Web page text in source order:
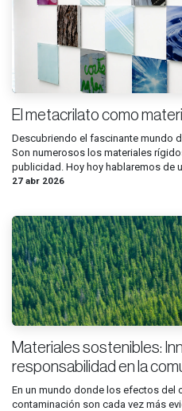
El metacrilato como
Descubriendo el fascinante mundo
Son numerosos los materiales
publicidad. Hoy hoy hablaremos de
27 abr 2026
Materiales sostenibles:
responsabilidad en la
En un mundo donde los efectos del
contaminación son cada vez más